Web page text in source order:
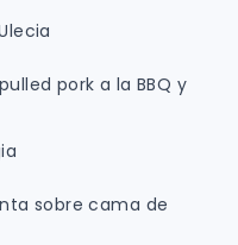
pork a la BBQ y
sobre cama de